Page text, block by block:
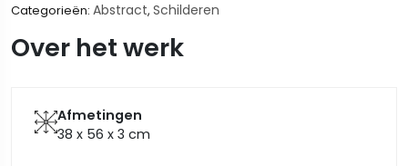
Categorieën: Abstract, Schilderen
Over het werk
Afmetingen
38 x 56 x 3 cm